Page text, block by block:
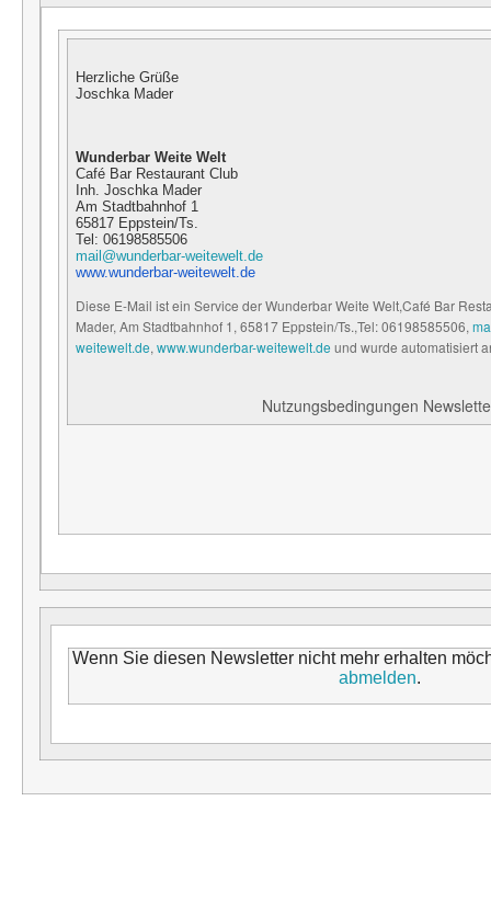
Herzliche Grüße
Joschka Mader
Wunderbar Weite Welt
Café Bar Restaurant Club
Inh. Joschka Mader
Am Stadtbahnhof 1
65817 Eppstein/Ts.
Tel: 06198585506
mail@wunderbar-weitewelt.de
www.wunderbar-weitewelt.de
Diese E-Mail ist ein Service der Wunderbar Weite Welt,Café Bar
Mader, Am Stadtbahnhof 1, 65817 Eppstein/Ts.,Tel: 06198585506,
weitewelt.de, www.wunderbar-weitewelt.de und wurde automatisiert
Nutzungsbedingungen
Wenn Sie diesen Newsletter nicht mehr erhalten
abmelden.